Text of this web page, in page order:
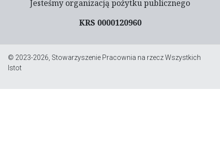
Jesteśmy organizacją pożytku publicznego
KRS 0000120960
© 2023-2026, Stowarzyszenie Pracownia na rzecz Wszystkich
Istot